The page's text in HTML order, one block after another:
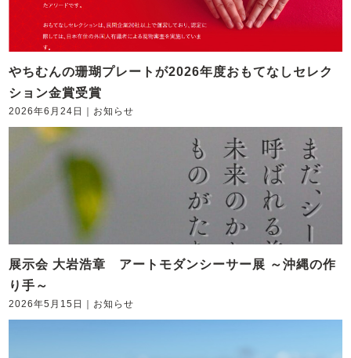
やちむんの珊瑚プレートが2026年度おもてなしセレク
ション金賞受賞
2026年6月24日 ｜ お知らせ
展示会 大岩浩章 アートモダンシーサー展 ～沖縄の作
り手～
2026年5月15日 ｜ お知らせ